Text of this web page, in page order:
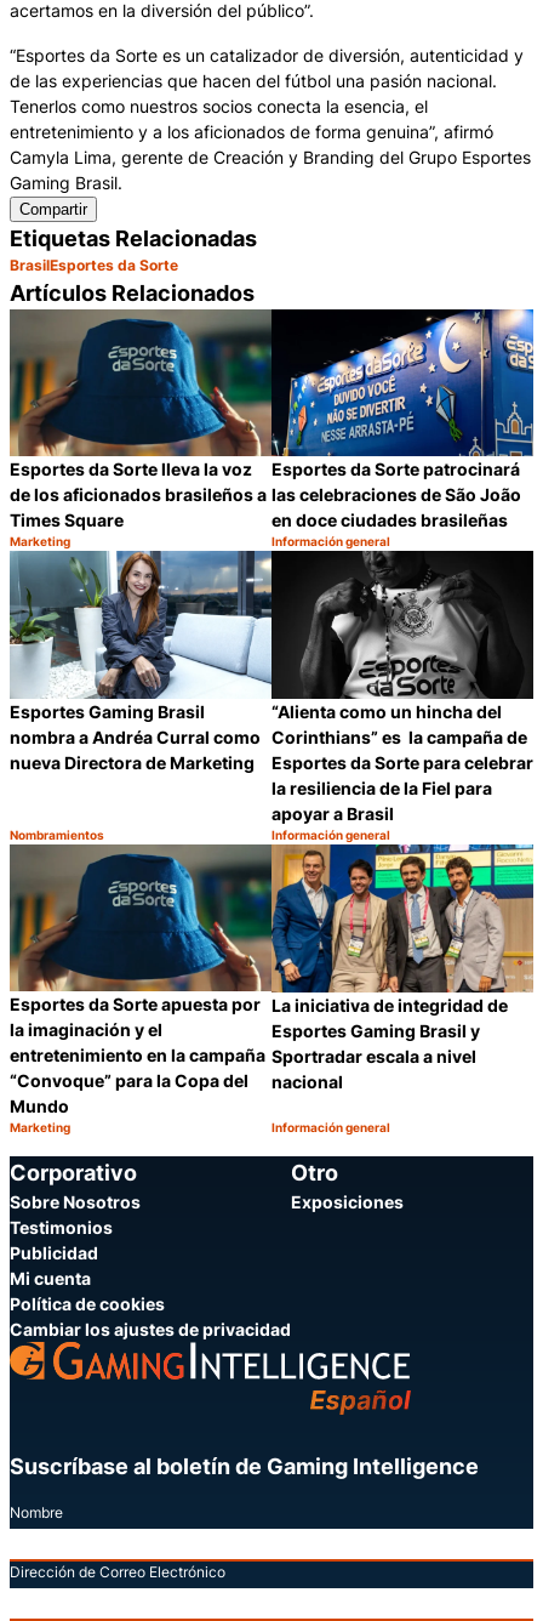
acertamos en la diversión del público”.
“Esportes da Sorte es un catalizador de diversión, autenticidad y
de las experiencias que hacen del fútbol una pasión nacional.
Tenerlos como nuestros socios conecta la esencia, el
entretenimiento y a los aficionados de forma genuina”, afirmó
Camyla Lima, gerente de Creación y Branding del Grupo Esportes
Gaming Brasil.
Compartir
Etiquetas Relacionadas
BrasilEsportes da Sorte
Artículos Relacionados
Esportes da Sorte lleva la voz
de los aficionados brasileños a
Times Square
Categoría:
Marketing
Compartir
Esportes da Sorte patrocinará
las celebraciones de São João
en doce ciudades brasileñas
Categoría:
Información general
Esportes Gaming Brasil
nombra a Andréa Curral como
nueva Directora de Marketing
Categoría:
Nombramientos
Compartir
“Alienta como un hincha del
Corinthians” es la campaña de
Esportes da Sorte para celebrar
la resiliencia de la Fiel para
apoyar a Brasil
Categoría:
Información general
Esportes da Sorte apuesta por
la imaginación y el
entretenimiento en la campaña
“Convoque” para la Copa del
Mundo
Categoría:
Marketing
Compartir
La iniciativa de integridad de
Esportes Gaming Brasil y
Sportradar escala a nivel
nacional
Categoría:
Información general
Corporativo
Sobre Nosotros
Testimonios
Publicidad
Mi cuenta
Política de cookies
Cambiar los ajustes de privacidad
Otro
Exposiciones
Suscríbase al boletín de Gaming Intelligence
Nombre
Dirección de Correo Electrónico